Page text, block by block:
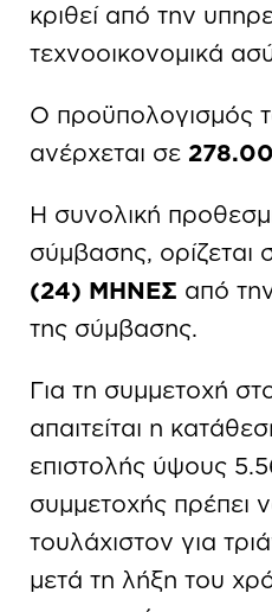
κριθεί από την
τεχνοοικονομικά
Ο προϋπολογισμός
ανέρχεται σε
Η συνολική
σύμβασης, ορίζεται
(24) ΜΗΝΕΣ από
της σύμβασης.
Για τη συμμετοχή
απαιτείται η
επιστολής ύψους
συμμετοχής πρέπει
τουλάχιστον για
μετά τη λήξη του